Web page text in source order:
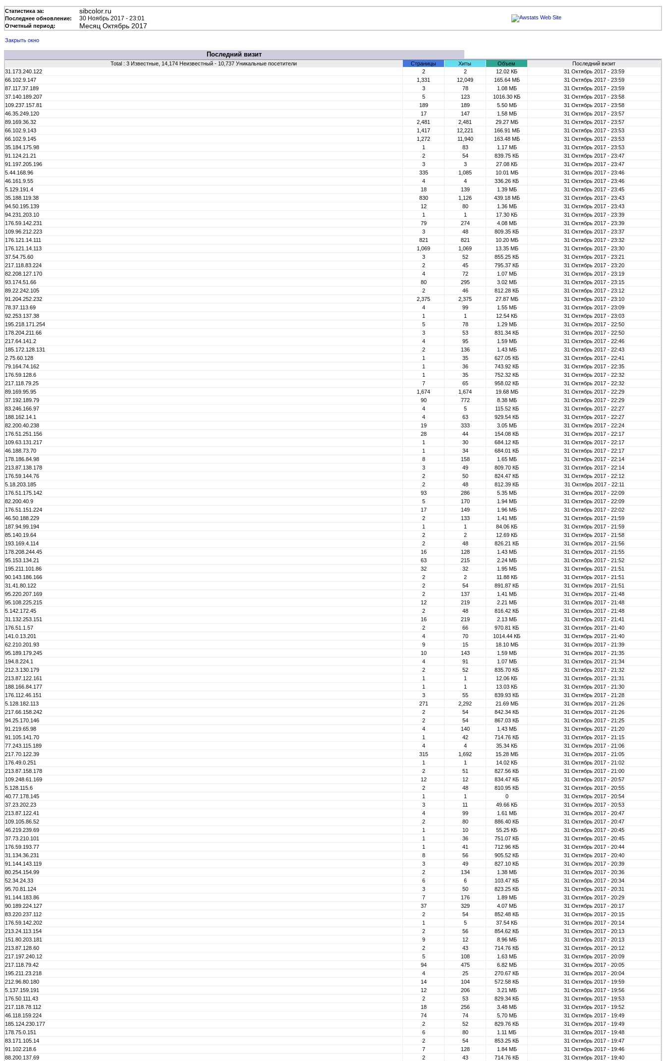
Статистика за: sibcolor.ru
Последнее обновление: 30 Ноябрь 2017 - 23:01
Отчетный период: Месяц Октябрь 2017
Закрыть окно
Последний визит
Total : 3 Известные, 14,174 Неизвестный - 10,737 Уникальные посетители Страницы Хиты Объем
Последний визит
31.173.240.122
2 2 12.02 КБ
31 Октябрь 2017 - 23:59
66.102.9.147
1,331 12,049 165.64 МБ
31 Октябрь 2017 - 23:59
87.117.37.189
3 78 1.08 МБ
31 Октябрь 2017 - 23:59
37.140.189.207
5 123 1016.30 КБ
31 Октябрь 2017 - 23:58
109.237.157.81
189 189 5.50 МБ
31 Октябрь 2017 - 23:58
46.35.249.120
17 147 1.58 МБ
31 Октябрь 2017 - 23:57
89.169.36.32
2,481 2,481 29.27 МБ
31 Октябрь 2017 - 23:57
66.102.9.143
1,417 12,221 166.91 МБ
31 Октябрь 2017 - 23:53
66.102.9.145
1,272 11,940 163.48 МБ
31 Октябрь 2017 - 23:53
35.184.175.98
1 83 1.17 МБ
31 Октябрь 2017 - 23:53
91.124.21.21
2 54 839.75 КБ
31 Октябрь 2017 - 23:47
91.197.205.196
3 3 27.08 КБ
31 Октябрь 2017 - 23:47
5.44.168.96
335 1,085 10.01 МБ
31 Октябрь 2017 - 23:46
46.161.9.55
4 4 336.26 КБ
31 Октябрь 2017 - 23:46
5.129.191.4
18 139 1.39 МБ
31 Октябрь 2017 - 23:45
35.188.119.38
830 1,126 439.18 МБ
31 Октябрь 2017 - 23:43
94.50.195.139
12 80 1.36 МБ
31 Октябрь 2017 - 23:43
94.231.203.10
1 1 17.30 КБ
31 Октябрь 2017 - 23:39
176.59.142.231
79 274 4.08 МБ
31 Октябрь 2017 - 23:39
109.96.212.223
3 48 809.35 КБ
31 Октябрь 2017 - 23:37
176.121.14.111
821 821 10.20 МБ
31 Октябрь 2017 - 23:32
176.121.14.113
1,069 1,069 13.35 МБ
31 Октябрь 2017 - 23:30
37.54.75.60
3 52 855.25 КБ
31 Октябрь 2017 - 23:21
217.118.83.224
2 45 795.37 КБ
31 Октябрь 2017 - 23:20
82.208.127.170
4 72 1.07 МБ
31 Октябрь 2017 - 23:19
93.174.51.66
80 295 3.02 МБ
31 Октябрь 2017 - 23:15
89.22.242.105
2 46 812.28 КБ
31 Октябрь 2017 - 23:12
91.204.252.232
2,375 2,375 27.87 МБ
31 Октябрь 2017 - 23:10
78.37.113.69
4 99 1.55 МБ
31 Октябрь 2017 - 23:09
92.253.137.38
1 1 12.54 КБ
31 Октябрь 2017 - 23:03
195.218.171.254
5 78 1.29 МБ
31 Октябрь 2017 - 22:50
178.204.211.66
3 53 831.34 КБ
31 Октябрь 2017 - 22:50
217.64.141.2
4 95 1.59 МБ
31 Октябрь 2017 - 22:46
185.172.128.131
2 136 1.43 МБ
31 Октябрь 2017 - 22:43
2.75.60.128
1 35 627.05 КБ
31 Октябрь 2017 - 22:41
79.164.74.162
1 36 743.92 КБ
31 Октябрь 2017 - 22:35
176.59.128.6
1 35 752.32 КБ
31 Октябрь 2017 - 22:32
217.118.79.25
7 65 958.02 КБ
31 Октябрь 2017 - 22:32
89.169.95.95
1,674 1,674 19.68 МБ
31 Октябрь 2017 - 22:29
37.192.189.79
90 772 8.38 МБ
31 Октябрь 2017 - 22:29
83.246.166.97
4 5 115.52 КБ
31 Октябрь 2017 - 22:27
188.162.14.1
4 63 929.54 КБ
31 Октябрь 2017 - 22:27
82.200.40.238
19 333 3.05 МБ
31 Октябрь 2017 - 22:24
176.51.251.156
28 44 154.08 КБ
31 Октябрь 2017 - 22:17
109.63.131.217
1 30 684.12 КБ
31 Октябрь 2017 - 22:17
46.188.73.70
1 34 684.01 КБ
31 Октябрь 2017 - 22:17
178.186.84.98
8 158 1.65 МБ
31 Октябрь 2017 - 22:14
213.87.138.178
3 49 809.70 КБ
31 Октябрь 2017 - 22:14
176.59.144.76
2 50 824.47 КБ
31 Октябрь 2017 - 22:12
5.18.203.185
2 48 812.39 КБ
31 Октябрь 2017 - 22:11
176.51.175.142
93 286 5.35 МБ
31 Октябрь 2017 - 22:09
82.200.40.9
5 170 1.94 МБ
31 Октябрь 2017 - 22:09
176.51.151.224
17 149 1.96 МБ
31 Октябрь 2017 - 22:02
46.50.188.229
2 133 1.41 МБ
31 Октябрь 2017 - 21:59
187.94.99.194
1 1 84.06 КБ
31 Октябрь 2017 - 21:59
85.140.19.64
2 2 12.69 КБ
31 Октябрь 2017 - 21:58
193.169.4.114
2 48 826.21 КБ
31 Октябрь 2017 - 21:56
178.208.244.45
16 128 1.43 МБ
31 Октябрь 2017 - 21:55
95.153.134.21
63 215 2.24 МБ
31 Октябрь 2017 - 21:52
195.211.101.86
32 32 1.95 МБ
31 Октябрь 2017 - 21:51
90.143.186.166
2 2 11.88 КБ
31 Октябрь 2017 - 21:51
31.41.80.122
2 54 891.87 КБ
31 Октябрь 2017 - 21:51
95.220.207.169
2 137 1.41 МБ
31 Октябрь 2017 - 21:48
95.108.225.215
12 219 2.21 МБ
31 Октябрь 2017 - 21:48
5.142.172.45
2 48 816.42 КБ
31 Октябрь 2017 - 21:48
31.132.253.151
16 219 2.13 МБ
31 Октябрь 2017 - 21:41
176.51.1.57
2 66 970.81 КБ
31 Октябрь 2017 - 21:40
141.0.13.201
4 70 1014.44 КБ
31 Октябрь 2017 - 21:40
62.210.201.93
9 15 18.10 МБ
31 Октябрь 2017 - 21:39
95.189.179.245
10 143 1.59 МБ
31 Октябрь 2017 - 21:35
194.8.224.1
4 91 1.07 МБ
31 Октябрь 2017 - 21:34
212.3.130.179
2 52 835.70 КБ
31 Октябрь 2017 - 21:32
213.87.122.161
1 1 12.06 КБ
31 Октябрь 2017 - 21:31
188.166.84.177
1 1 13.03 КБ
31 Октябрь 2017 - 21:30
176.112.46.151
3 55 839.93 КБ
31 Октябрь 2017 - 21:28
5.128.182.113
271 2,292 21.69 МБ
31 Октябрь 2017 - 21:26
217.66.158.242
2 54 842.34 КБ
31 Октябрь 2017 - 21:26
94.25.170.146
2 54 867.03 КБ
31 Октябрь 2017 - 21:25
91.219.65.98
4 140 1.43 МБ
31 Октябрь 2017 - 21:20
91.105.141.70
1 42 714.76 КБ
31 Октябрь 2017 - 21:15
77.243.115.189
4 4 35.34 КБ
31 Октябрь 2017 - 21:06
217.70.122.39
315 1,692 15.28 МБ
31 Октябрь 2017 - 21:05
176.49.0.251
1 1 14.02 КБ
31 Октябрь 2017 - 21:02
213.87.158.178
2 51 827.56 КБ
31 Октябрь 2017 - 21:00
109.248.61.169
12 12 834.47 КБ
31 Октябрь 2017 - 20:57
5.128.115.6
2 48 810.95 КБ
31 Октябрь 2017 - 20:55
40.77.178.145
1 1 0
31 Октябрь 2017 - 20:54
37.23.202.23
3 11 49.66 КБ
31 Октябрь 2017 - 20:53
213.87.122.41
4 99 1.61 МБ
31 Октябрь 2017 - 20:47
109.105.86.52
2 80 886.40 КБ
31 Октябрь 2017 - 20:47
46.219.239.69
1 10 55.25 КБ
31 Октябрь 2017 - 20:45
37.73.210.101
1 36 751.07 КБ
31 Октябрь 2017 - 20:45
176.59.193.77
1 41 712.96 КБ
31 Октябрь 2017 - 20:44
31.134.36.231
8 56 905.52 КБ
31 Октябрь 2017 - 20:40
91.144.143.119
3 49 827.10 КБ
31 Октябрь 2017 - 20:39
80.254.154.99
2 134 1.38 МБ
31 Октябрь 2017 - 20:36
52.34.24.33
6 6 103.47 КБ
31 Октябрь 2017 - 20:34
95.70.81.124
3 50 823.25 КБ
31 Октябрь 2017 - 20:31
91.144.183.86
7 176 1.89 МБ
31 Октябрь 2017 - 20:29
90.189.224.127
37 329 4.07 МБ
31 Октябрь 2017 - 20:17
83.220.237.112
2 54 852.48 КБ
31 Октябрь 2017 - 20:15
176.59.142.202
1 5 37.54 КБ
31 Октябрь 2017 - 20:14
213.24.113.154
2 56 854.62 КБ
31 Октябрь 2017 - 20:13
151.80.203.181
9 12 8.96 МБ
31 Октябрь 2017 - 20:13
213.87.128.60
2 43 714.76 КБ
31 Октябрь 2017 - 20:12
217.197.240.12
5 108 1.63 МБ
31 Октябрь 2017 - 20:09
217.118.79.42
94 475 6.82 МБ
31 Октябрь 2017 - 20:05
195.211.23.218
4 25 270.67 КБ
31 Октябрь 2017 - 20:04
212.96.80.180
14 104 572.58 КБ
31 Октябрь 2017 - 19:59
5.137.159.191
12 206 3.21 МБ
31 Октябрь 2017 - 19:56
176.50.111.43
2 53 829.34 КБ
31 Октябрь 2017 - 19:53
217.118.78.112
18 256 3.48 МБ
31 Октябрь 2017 - 19:52
46.118.159.224
74 74 5.70 МБ
31 Октябрь 2017 - 19:49
185.124.230.177
2 52 829.76 КБ
31 Октябрь 2017 - 19:49
178.75.0.151
6 80 1.11 МБ
31 Октябрь 2017 - 19:48
83.171.105.14
2 54 853.25 КБ
31 Октябрь 2017 - 19:47
91.102.218.6
7 128 1.84 МБ
31 Октябрь 2017 - 19:46
88.200.137.69
2 43 714.76 КБ
31 Октябрь 2017 - 19:40